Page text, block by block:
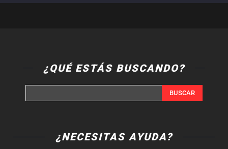
¿QUÉ ESTÁS BUSCANDO?
BUSCAR
¿NECESITAS AYUDA?